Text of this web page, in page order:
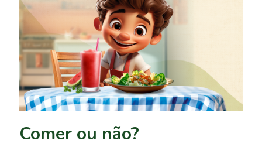
Comer ou não?